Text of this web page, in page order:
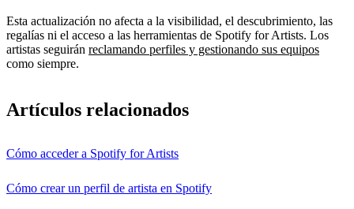
Esta actualización no afecta a la visibilidad, el descubrimiento, las
regalías ni el acceso a las herramientas de Spotify for Artists. Los
artistas seguirán reclamando perfiles y gestionando sus equipos
como siempre.
Artículos relacionados
Cómo acceder a Spotify for Artists
Cómo crear un perfil de artista en Spotify